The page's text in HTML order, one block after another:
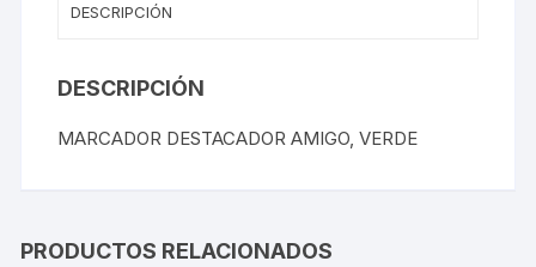
DESCRIPCIÓN
DESCRIPCIÓN
MARCADOR DESTACADOR AMIGO, VERDE
PRODUCTOS RELACIONADOS